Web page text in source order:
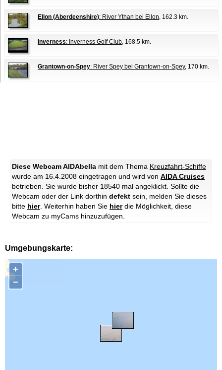
Ellon (Aberdeenshire): River Ythan bei Ellon, 162.3 km.
Inverness: Inverness Golf Club, 168.5 km.
Grantown-on-Spey: River Spey bei Grantown-on-Spey, 170 km.
Diese Webcam AIDAbella mit dem Thema Kreuzfahrt-Schiffe
wurde am 16.4.2008 eingetragen und wird von AIDA Cruises
betrieben. Sie wurde bisher 18540 mal angeklickt. Sollte die
Webcam oder der Link dorthin defekt sein, melden Sie dieses
bitte hier. Weiterhin haben Sie hierdie Möglichkeit, diese
Webcam zu myCams hinzuzufügen.
Umgebungskarte:
+
−